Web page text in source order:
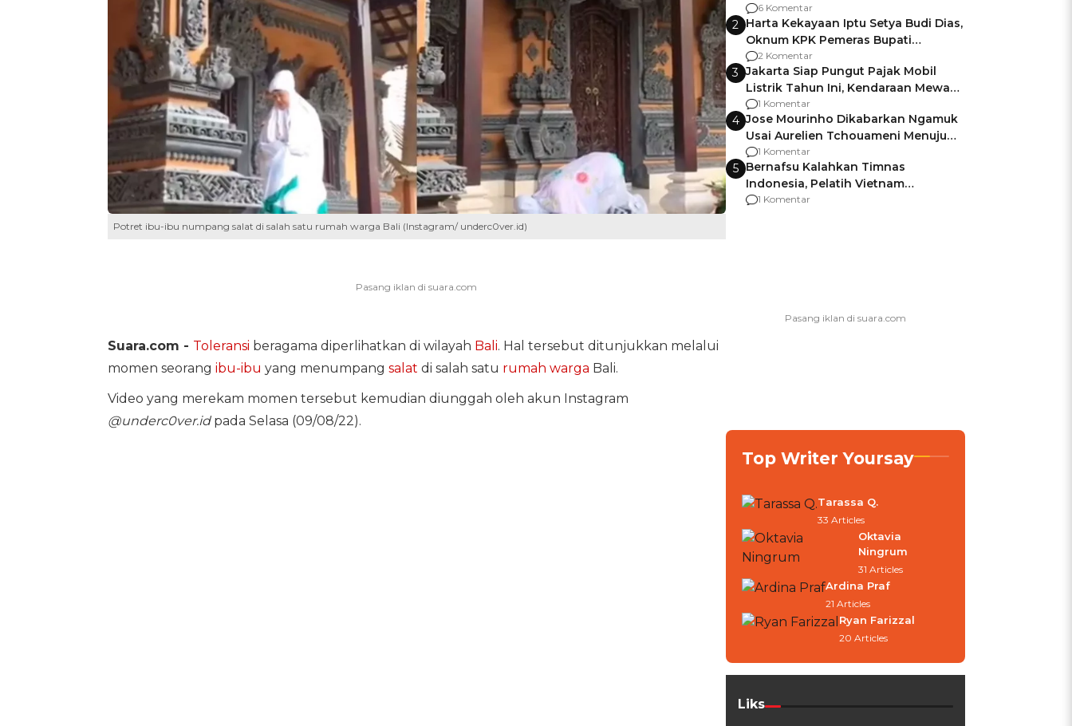
Potret ibu-ibu numpang salat di salah satu rumah warga Bali (Instagram/ underc0ver.id)
Suara.com - Toleransi beragama diperlihatkan di wilayah Bali. Hal tersebut ditunjukkan melalui
momen seorang ibu-ibu yang menumpang salat di salah satu rumah warga Bali.
Video yang merekam momen tersebut kemudian diunggah oleh akun Instagram
@underc0ver.idpada Selasa (09/08/22).
Gagalnya Negara Jamin Keamanan
6 Komentar
2 Harta Kekayaan Iptu Setya Budi Dias,
Oknum KPK Pemeras Bupati
Pemalang
2 Komentar
3 Jakarta Siap Pungut Pajak Mobil
Listrik Tahun Ini, Kendaraan Mewah
Kena hingga 75% PKB
1 Komentar
4 Jose Mourinho Dikabarkan Ngamuk
Usai Aurelien Tchouameni Menuju
Manchester United
1 Komentar
5 Bernafsu Kalahkan Timnas
Indonesia, Pelatih Vietnam
Berencana Pakai Jimat di Pakansari
1 Komentar
Top Writer Yoursay
Tarassa Q.
33 Articles
Oktavia
Ningrum
31 Articles
Ardina Praf
21 Articles
Ryan Farizzal
20 Articles
Liks